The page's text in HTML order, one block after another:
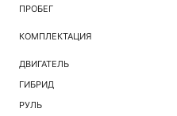
ПРОБЕГ
КОМПЛЕКТАЦИЯ
ДВИГАТЕЛЬ
ГИБРИД
РУЛЬ